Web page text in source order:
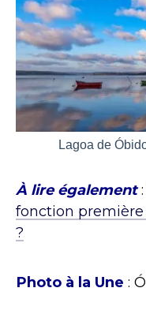
Lagoa de
À lire également:
fonction
?
Photo à la Une :